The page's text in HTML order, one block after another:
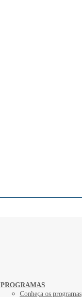
PROGRAMAS
Conheça os programas